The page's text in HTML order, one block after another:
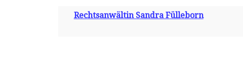
Rechtsanwältin Sandra Fülleborn